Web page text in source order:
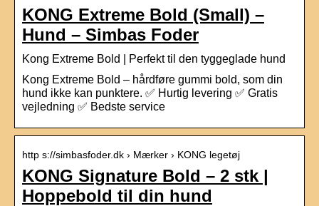
KONG Extreme Bold (Small) –
Hund – Simbas Foder
Kong Extreme Bold | Perfekt til den tyggeglade hund
Kong Extreme Bold – hårdføre gummi bold, som din
hund ikke kan punktere. ✅ Hurtig levering ✅ Gratis
vejledning ✅ Bedste service
http s://simbasfoder.dk › Mærker › KONG legetøj
KONG Signature Bold – 2 stk |
Hoppebold til din hund